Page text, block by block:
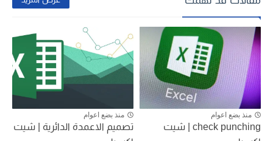
منذ بضع اعوام
check punching | شيت
منذ بضع اعوام
تصميم الاعمدة الدائرية | شيت